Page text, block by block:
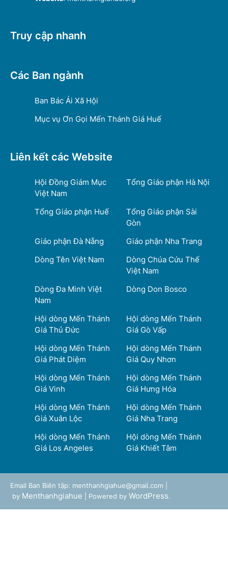
Truy cập nhanh
Các Ban ngành
Ban Bác Ái Xã Hội
Mục vụ Ơn Gọi Mến Thánh Giá Huế
Liên kết các Website
Hội Đồng Giám Mục
Việt Nam
Tổng Giáo phận Hà Nội
Tổng Giáo phận Huế
Tổng Giáo phận Sài
Gòn
Giáo phận Đà Nẵng
Giáo phận Nha Trang
Dòng Tên Việt Nam
Dòng Chúa Cứu Thế
Việt Nam
Dòng Đa Minh Việt
Nam
Dòng Don Bosco
Hội dòng Mến Thánh
Giá Thủ Đức
Hội dòng Mến Thánh
Giá Gò Vấp
Hội dòng Mến Thánh
Giá Phát Diệm
Hội dòng Mến Thánh
Giá Quy Nhơn
Hội dòng Mến Thánh
Giá Vinh
Hội dòng Mến Thánh
Giá Hưng Hóa
Hội dòng Mến Thánh
Giá Xuân Lộc
Hội dòng Mến Thánh
Giá Nha Trang
Hội dòng Mến Thánh
Giá Los Angeles
Hội dòng Mến Thánh
Giá Khiết Tâm
Email Ban Biên tập: menthanhgiahue@gmail.com |
by Menthanhgiahue | Powered by WordPress.